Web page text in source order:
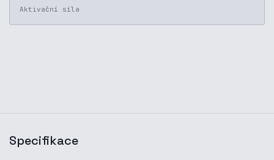
Aktivační síla
Specifikace